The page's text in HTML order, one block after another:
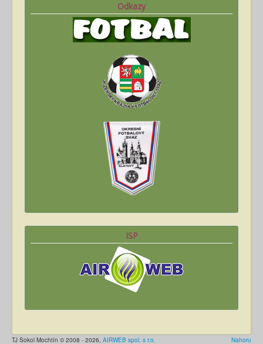
Odkazy
ISP
Nahoru
TJ Sokol Mochtín © 2008 - 2026, AIRWEB spol. s r.o.